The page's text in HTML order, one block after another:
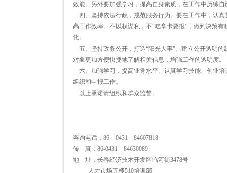
效能。另外要加强学习，提高自身素质，在工作中历练
四、坚持依法行政，规范服务行为。要在工作中，认
高工作效率。不以权谋私，不“吃拿卡要报”，做到决策
化。
五、坚持政务公开，打造“阳光人事”。建立公开透明
对象更加方便快捷地了解相关信息，增强工作的透明度。
六、加强学习，提高业务水平。认真学习技能、创业
组织和申报工作。
以上承诺请组织和群众监督。
咨询电话：86－0431－84607818
传 真：86-0431－84630089
地 址：长春经济技术开发区临河街3478号
人才市场五楼510培训部